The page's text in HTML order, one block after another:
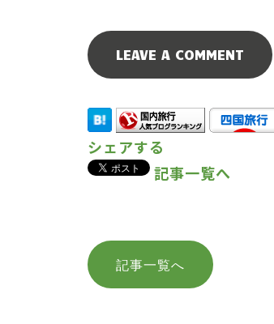
シェアする
記事一覧へ
記事一覧へ